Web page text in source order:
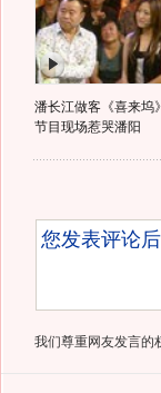
潘长江做客《喜来坞》
节目现场惹哭潘阳
我们尊重网友发言的